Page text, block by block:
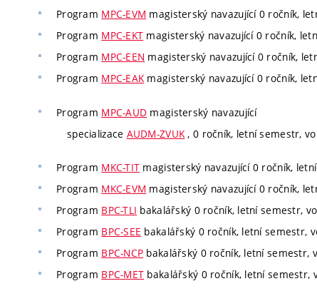
Program MPC-EVM magisterský navazující 0 ročník,
Program MPC-EKT magisterský navazující 0 ročník,
Program MPC-EEN magisterský navazující 0 ročník,
Program MPC-EAKmagisterský navazující 0 ročník,
Program MPC-AUD magisterský navazující
specializace AUDM-ZVUK , 0 ročník, letní semestr,
Program MKC-TIT magisterský navazující 0 ročník,
Program MKC-EVM magisterský navazující 0 ročník,
Program BPC-TLI bakalářský 0 ročník, letní semestr,
Program BPC-SEE bakalářský 0 ročník, letní semestr,
Program BPC-NCP bakalářský 0 ročník, letní semestr,
Program BPC-MET bakalářský 0 ročník, letní semestr,